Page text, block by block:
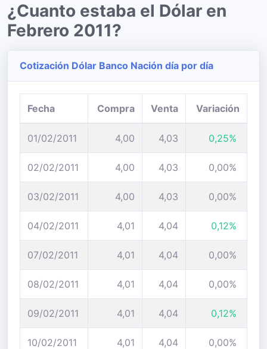
¿Cuanto estaba el Dólar en
Febrero 2011?
Cotización Dólar Banco Nación día por día
Fecha Compra Venta Variación
01/02/2011 4,00 4,03 0,25%
02/02/2011 4,00 4,03 0,00%
03/02/2011 4,00 4,03 0,00%
04/02/2011 4,01 4,04 0,12%
07/02/2011 4,01 4,04 0,00%
08/02/2011 4,01 4,04 0,00%
09/02/2011 4,01 4,04 0,12%
10/02/2011 4,01 4,04 0,00%